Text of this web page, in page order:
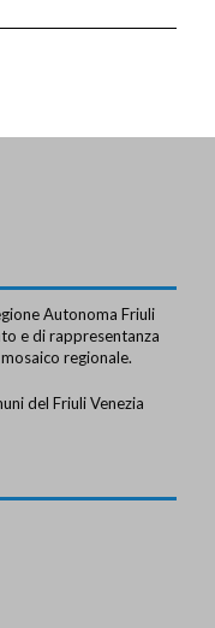
Autonoma Friuli
e di rappresentanza
regionale.
del Friuli Venezia